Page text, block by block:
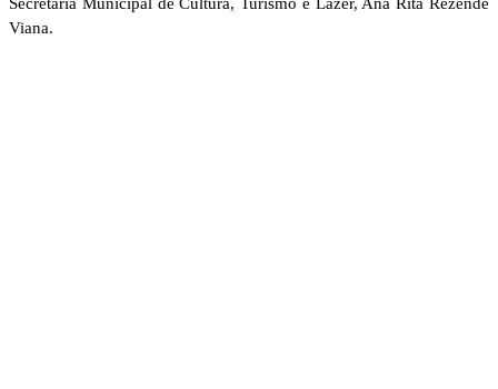
Viana.